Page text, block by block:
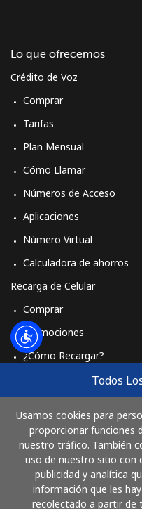
Todos
Usamos cookies para
proporcionar funciones
nuestro tráfico. También
uso de nuestro sitio con
publicidad y analítica
información que les
recolectado a partir de
Lo que ofrecemos
Crédito de Voz
Comprar
Tarifas
Plan Mensual
Cómo Llamar
Números de Acceso
Aplicaciones
Número Virtual
Calculadora de ahorros
Recarga de Celular
Comprar
Promociones
¿Cómo Recargar?
Comprar
Cómo funciona